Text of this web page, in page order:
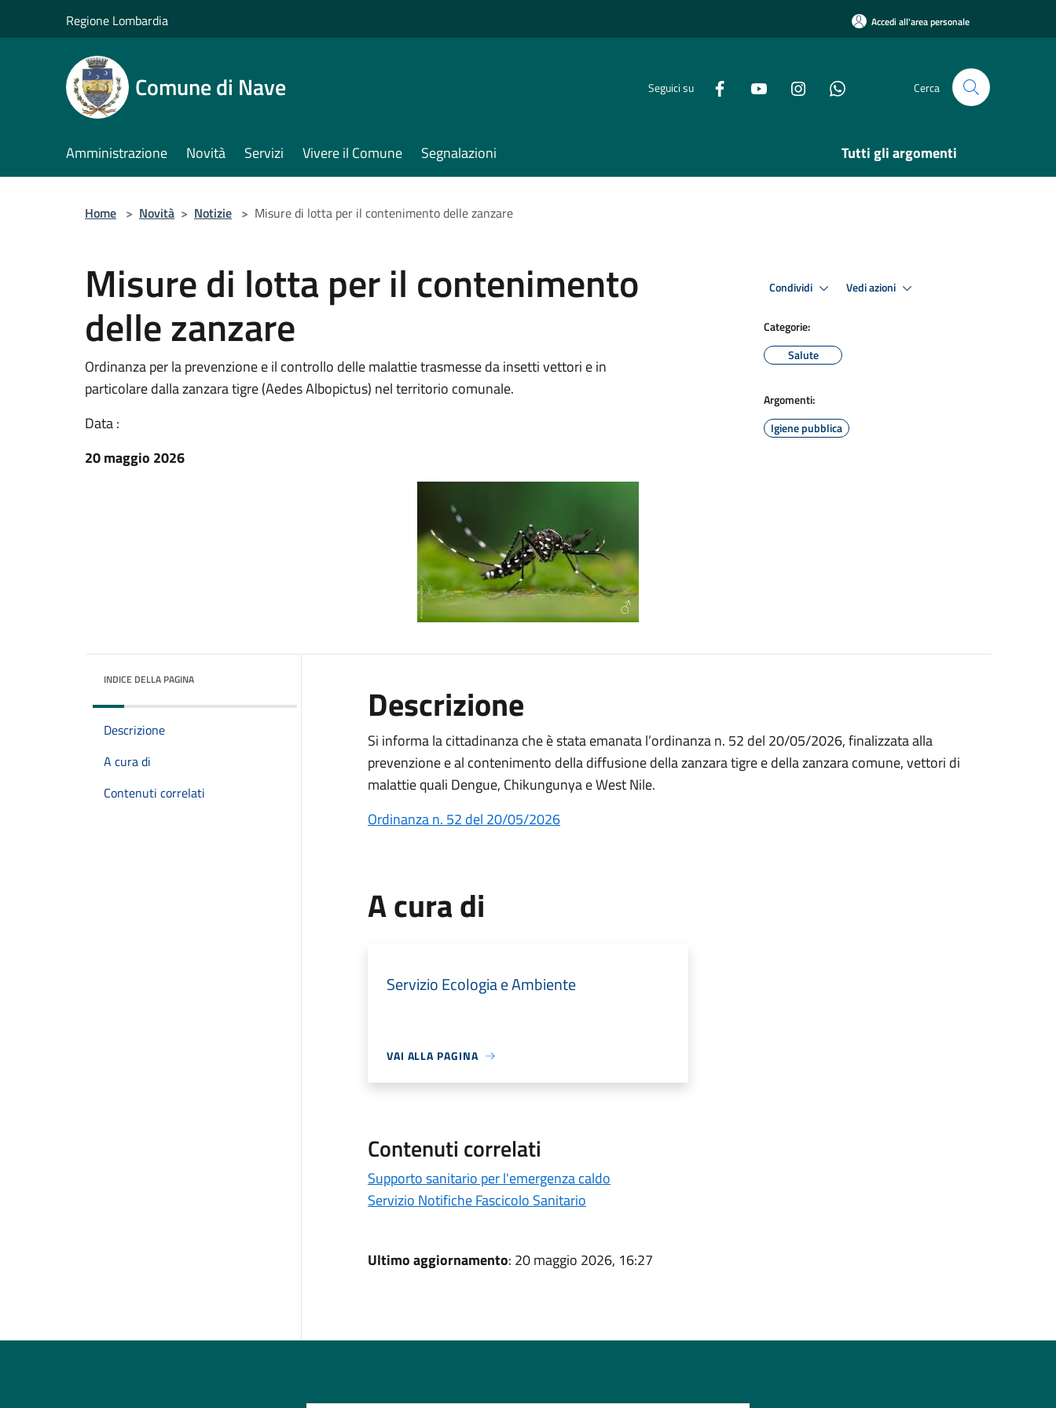
Regione Lombardia Accedi all'area personale
Comune di Nave Seguici su Cerca
Amministrazione Novità Servizi Vivere il Comune Segnalazioni Tutti gli argomenti
Home > Novità > Notizie > Misure di lotta per il contenimento delle zanzare
Misure di lotta per il contenimento
delle zanzare
Ordinanza per la prevenzione e il controllo delle malattie trasmesse da insetti vettori e in
particolare dalla zanzara tigre (Aedes Albopictus) nel territorio comunale.
Data :
20 maggio 2026
Condividi Vedi azioni
Categorie:
Salute
Argomenti:
Igiene pubblica
INDICE DELLA PAGINA
Descrizione
A cura di
Contenuti correlati
Descrizione
Si informa la cittadinanza che è stata emanata l’ordinanza n. 52 del 20/05/2026, finalizzata alla
prevenzione e al contenimento della diffusione della zanzara tigre e della zanzara comune, vettori di
malattie quali Dengue, Chikungunya e West Nile.
Ordinanza n. 52 del 20/05/2026
A cura di
Servizio Ecologia e Ambiente
VAI ALLA PAGINA
Contenuti correlati
Supporto sanitario per l'emergenza caldo
Servizio Notifiche Fascicolo Sanitario
Ultimo aggiornamento: 20 maggio 2026, 16:27